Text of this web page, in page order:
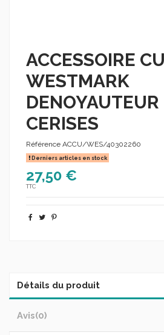
ACCESSOIRE
WESTMARK
DENOYAUTEUR
CERISES
Référence ACCU/WES/40302260
Derniers articles en stock
27,50 €
TTC
Détails du produit
Avis(0)